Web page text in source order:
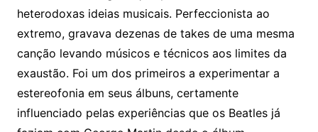
heterodoxas ideias musicais. Perfeccionista ao
extremo, gravava dezenas de takes de uma mesma
canção levando músicos e técnicos aos limites da
exaustão. Foi um dos primeiros a experimentar a
estereofonia em seus álbuns, certamente
influenciado pelas experiências que os Beatles já